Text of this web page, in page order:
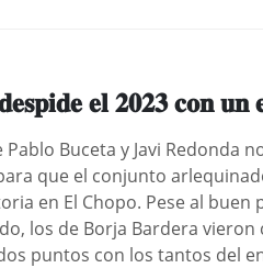
𝐞𝐥 𝟐𝟎𝟐𝟑 𝐜𝐨𝐧 𝐮𝐧
Pablo Buceta y Javi Redonda
que el conjunto
en El Chopo. Pese al buen
los de Borja Bardera vieron
puntos con los tantos del en